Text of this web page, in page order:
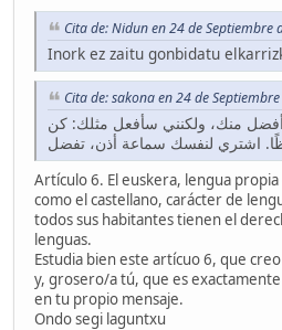
Cita de: Nidun en 24 de Septiembre
Inork ez zaitu gonbidatu
Cita de: sakona en 24 de
أفضل منك، ولكنني سأفعل مثلك: كن
اشتري لنفسك سماعة أذن، تفضل
Artículo 6. El euskera, lengua propia
como el castellano, carácter de
todos sus habitantes tienen el
lenguas.
Estudia bien este artícuo 6, que
y, grosero/a tú, que es
en tu propio mensaje.
Ondo segi laguntxu